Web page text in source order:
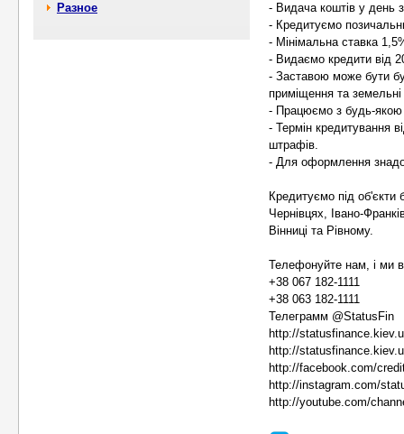
Разное
- Видача коштів у день
- Кредитуємо
- Мінімальна ставка
- Видаємо кредити від
- Заставою може бути
приміщення та земельні
- Працюємо з будь-якою
- Термін кредитування
штрафів.
- Для оформлення
Кредитуємо під об'єкти
Чернівцях, Івано-
Вінниці та Рівному.
Телефонуйте нам, і ми
+38 067 182-1111
+38 063 182-1111
Телеграмм @StatusFin
http://
http://
http://facebook.com/
http://instagram.com/
http://youtube.com/